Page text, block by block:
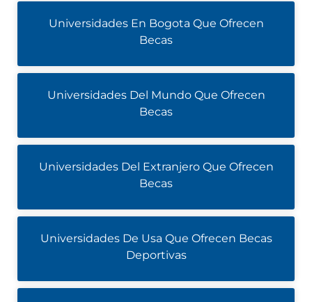
Universidades En Bogota Que Ofrecen
Becas
Universidades Del Mundo Que Ofrecen
Becas
Universidades Del Extranjero Que Ofrecen
Becas
Universidades De Usa Que Ofrecen Becas
Deportivas